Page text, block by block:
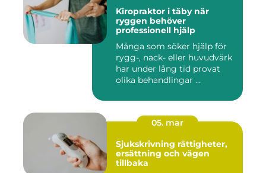
Kiropraktor i täby när
ryggen behöver
professionell hjälp
Många som söker hjälp för
rygg-, nack- eller huvudvärk
har under lång tid provat
olika behandlingar ...
05. mar
Sjukskrivning rättigheter,
ersättning och vägen
tillbaka